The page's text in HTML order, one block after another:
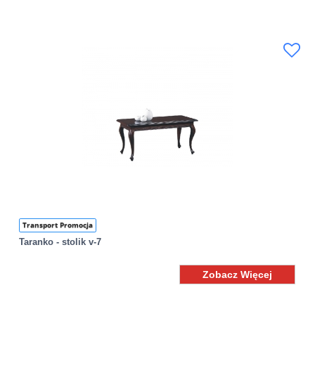
Transport Promocja
Taranko - stolik v-7
Zobacz Więcej